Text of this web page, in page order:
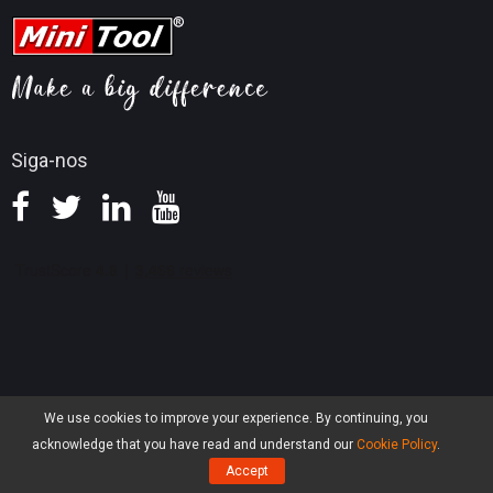
We use cookies to improve your experience. By continuing, you
acknowledge that you have read and understand our Cookie Policy.
Accept
Siga-nos
Dicas do YouTube
Dicas de conversão de vídeo
Ajuda